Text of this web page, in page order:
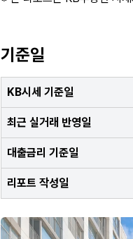
기준일
KB시세 기준일
최근 실거래 반영일
대출금리 기준일
리포트 작성일